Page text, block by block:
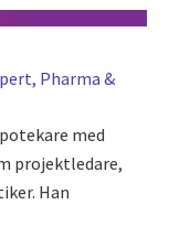
Pharma &
med
projektledare,
Han